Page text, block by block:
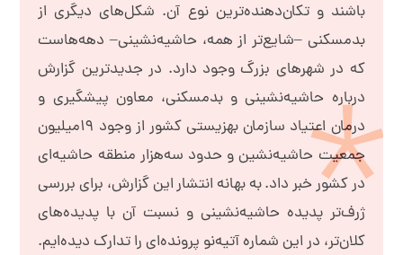
باشند و تکان‌دهنده‌ترین نوع آن. شکل‌های دیگری از
بدمسکنی –شایع‌تر از همه، حاشیه‌نشینی– دهه‌هاست
که در شهرهای بزرگ وجود دارد. در جدیدترین گزارش
درباره‌ حاشیه‌نشینی و بدمسکنی، معاون پیشگیری و
درمان اعتیاد سازمان بهزیستی کشور از وجود ۱۹میلیون
جمعیت حاشیه‌نشین و حدود سه‌هزار منطقه حاشیه‌ای
در کشور خبر داد. به بهانه انتشار این گزارش، برای بررسی
ژرف‌تر پدیده‌ حاشیه‌نشینی و نسبت آن با پدیده‌های
کلان‌تر، در این شماره آتیه‌نو پرونده‌ای را تدارک دیده‌ایم.